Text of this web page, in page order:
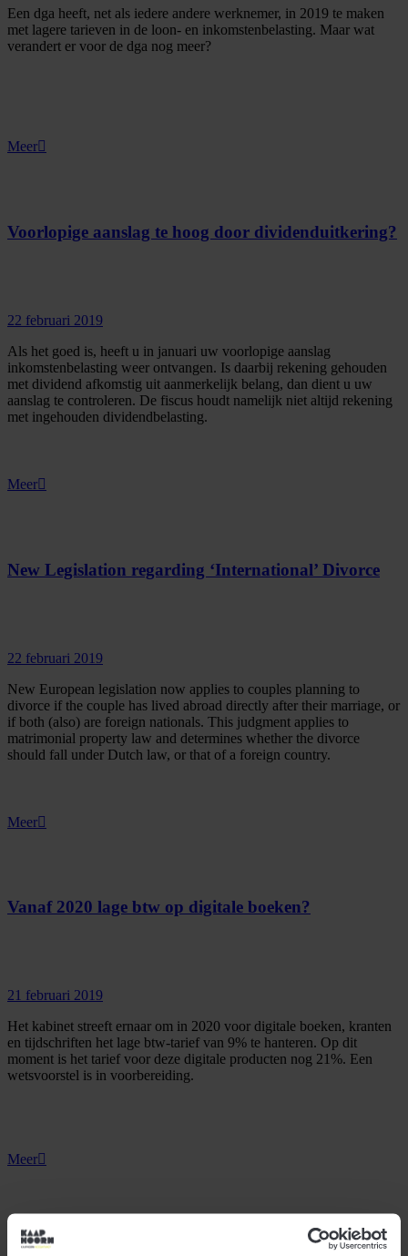
Een dga heeft, net als iedere andere werknemer, in 2019 te maken
met lagere tarieven in de loon- en inkomstenbelasting. Maar wat
verandert er voor de dga nog meer?
Meer
Voorlopige aanslag te hoog door dividenduitkering?
22 februari 2019
Als het goed is, heeft u in januari uw voorlopige aanslag
inkomstenbelasting weer ontvangen. Is daarbij rekening gehouden
met dividend afkomstig uit aanmerkelijk belang, dan dient u uw
aanslag te controleren. De fiscus houdt namelijk niet altijd rekening
met ingehouden dividendbelasting.
Meer
New Legislation regarding ‘International’ Divorce
22 februari 2019
New European legislation now applies to couples planning to
divorce if the couple has lived abroad directly after their marriage, or
if both (also) are foreign nationals. This judgment applies to
matrimonial property law and determines whether the divorce
should fall under Dutch law, or that of a foreign country.
Meer
Vanaf 2020 lage btw op digitale boeken?
21 februari 2019
Het kabinet streeft ernaar om in 2020 voor digitale boeken, kranten
en tijdschriften het lage btw-tarief van 9% te hanteren. Op dit
moment is het tarief voor deze digitale producten nog 21%. Een
wetsvoorstel is in voorbereiding.
Meer
Vof vereist redelijke gelijkwaardigheid partners